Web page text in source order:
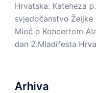
Hrvatska: Kateheza
svjedočanstvo
Mioč o Koncertom
dan 2.Mladifesta
Arhiva